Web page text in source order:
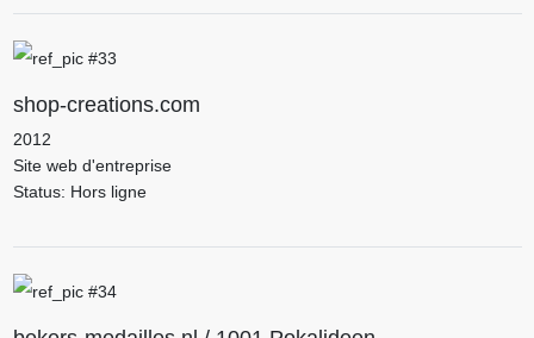
shop-creations.com
2012
Site web d'entreprise
Status: Hors ligne